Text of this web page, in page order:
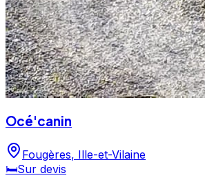
Océ'canin
Fougères, Ille-et-Vilaine
🛏️Sur devis